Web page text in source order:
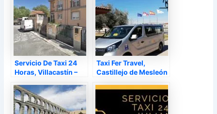
Servicio De Taxi 24
Horas, Villacastín –
Taxi Fer Travel,
Castillejo de Mesleón